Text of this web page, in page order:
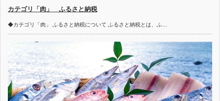
カテゴリ「肉」 ふるさと納税
◆カテゴリ「肉」 ふるさと納税について ふるさと納税とは、ふ…